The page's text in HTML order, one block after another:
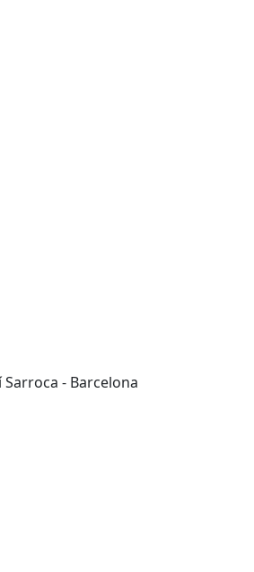
Sarroca - Barcelona